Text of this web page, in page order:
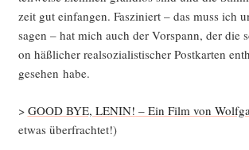
zeit gut ein­fan­gen. Fas­zi­niert – das muss ich
sagen – hat mich auch der Vor­spann, der die
on häß­li­cher real­so­zia­lis­ti­scher Post­kar­ten
gese­hen habe.
> GOOD BYE, LENIN! – Ein Film von
etwas überfrachtet!)